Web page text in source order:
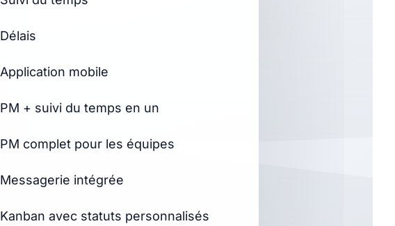
Délais
Application mobile
PM + suivi du temps en un
PM complet pour les équipes
Messagerie intégrée
Kanban avec statuts personnalisés